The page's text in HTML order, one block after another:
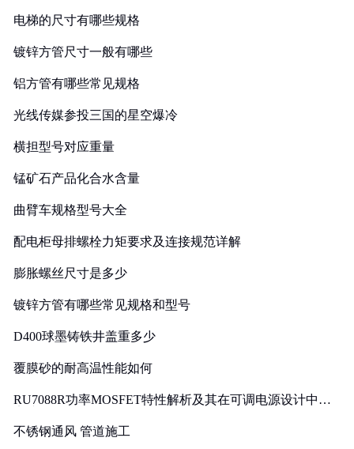
电梯的尺寸有哪些规格
镀锌方管尺寸一般有哪些
铝方管有哪些常见规格
光线传媒参投三国的星空爆冷
横担型号对应重量
锰矿石产品化合水含量
曲臂车规格型号大全
配电柜母排螺栓力矩要求及连接规范详解
膨胀螺丝尺寸是多少
镀锌方管有哪些常见规格和型号
D400球墨铸铁井盖重多少
覆膜砂的耐高温性能如何
RU7088R功率MOSFET特性解析及其在可调电源设计中的
不锈钢通风 管道施工